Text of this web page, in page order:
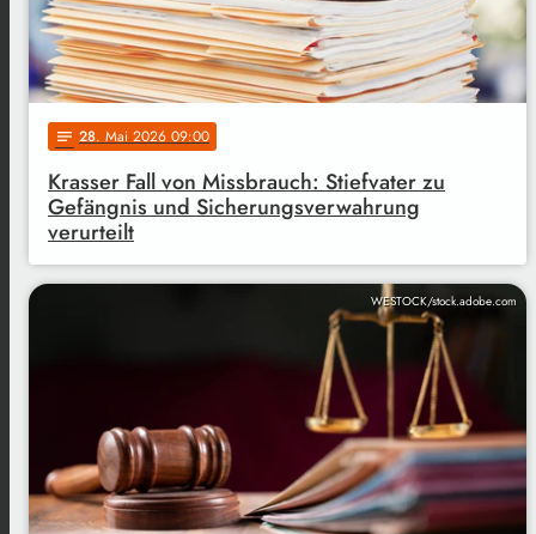
notes 28. Mai 2026 09:00
Krasser Fall von Missbrauch: Stiefvater zu
Gefängnis und Sicherungsverwahrung
verurteilt
WESTOCK/stock.adobe.com